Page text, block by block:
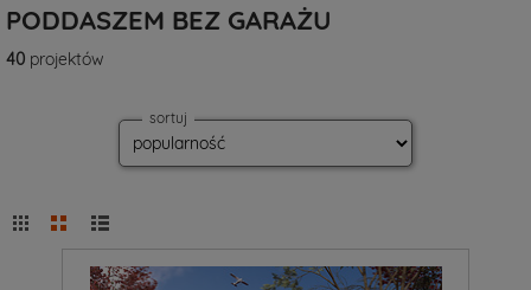
PODDASZEM BEZ GARAŻU
40 projektów
sortuj